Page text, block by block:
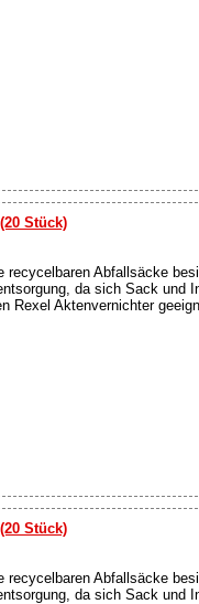
Stück)
recycelbaren Abfallsäcke
da sich Sack und
Rexel Aktenvernichter
Stück)
recycelbaren Abfallsäcke
da sich Sack und